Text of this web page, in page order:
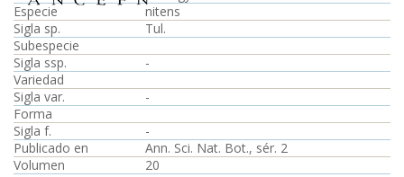
Especie
nitens
Sigla sp.
Tul.
Subespecie
Sigla ssp.
-
Variedad
Sigla var.
-
Forma
Sigla f.
-
Publicado en
Ann. Sci. Nat. Bot., sér. 2
Volumen
20